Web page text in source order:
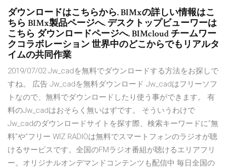
ダウンロードはこちらから. BIMxの詳しい情報はこ
ちら BIMx製品ページへ. デスクトップビューワーは
こちら ダウンロードページへ. BIMcloud チームワー
クコラボレーション 世界中のどこからでもリアルタ
イムの共同作業
2019/07/02 Jw_cadを無料でダウンロードする方法をお探しで
すね。 広告 Jw_cadを無料ダウンロード Jw_cadはフリーソフ
トなので、無料でダウンロードしたり使う事ができます。 有
料のJw_cadはおそらく無いはずです。 そういうわけで
Jw_cadのダウンロードサイトを探す際、検索キーワードに”無
料”や”フリー WIZ RADIOは無料でスマートフォンのラジオが聴
けるサービスです。全国のFMラジオ番組が聴けるエリアフリ
ー。オリジナルオンデマンドコンテンツも配信中 毎日全国の